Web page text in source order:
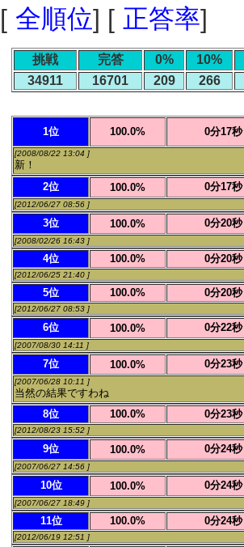
[ 全順位] [ 正答率]
挑戦 完答 0% 10%
34911
16701 209 266
1位 100.0% 0分17秒
[2008/08/22 13:04 ]
新！
2位
100.0% 0分17秒
[2012/06/27 08:56 ]
3位 100.0% 0分20秒
[2008/02/26 16:43 ]
4位 100.0% 0分20秒
[2012/06/25 21:40 ]
5位 100.0% 0分20秒
[2012/06/27 08:53 ]
6位 100.0% 0分22秒
[2007/08/30 14:11 ]
7位 100.0% 0分23秒
[2007/06/28 10:11 ]
当然の結果ですわね
8位
100.0% 0分23秒
[2012/08/23 15:52 ]
9位 100.0% 0分24秒
[2007/06/27 14:56 ]
10位 100.0% 0分24秒
[2007/06/27 18:49 ]
11位 100.0% 0分24秒
[2012/06/19 12:51 ]